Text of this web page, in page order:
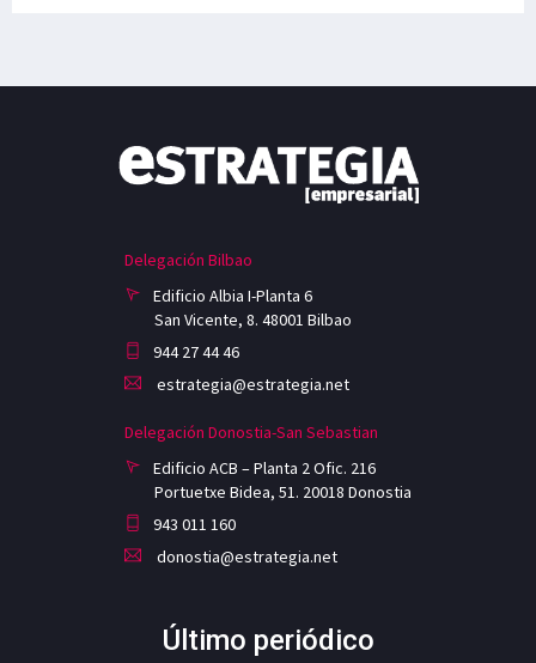
Delegación Bilbao
Edificio Albia I-Planta 6
San Vicente, 8. 48001 Bilbao
944 27 44 46
estrategia@estrategia.net
Delegación Donostia-San Sebastian
Edificio ACB – Planta 2 Ofic. 216
Portuetxe Bidea, 51. 20018 Donostia
943 011 160
donostia@estrategia.net
Último periódico